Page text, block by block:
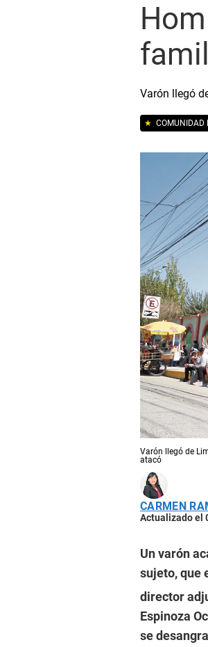
Varón llegó
★ COMUNIDAD
Varón llegó de
atacó
CARMEN
Actualizado el
Un varón
sujeto, que
director
Espinoza
se